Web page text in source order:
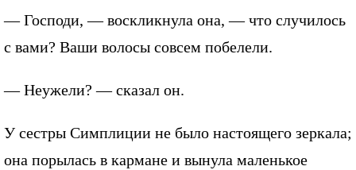
— Господи, — воскликнула она, — что случилось
с вами? Ваши волосы совсем побелели.
— Неужели? — сказал он.
У сестры Симплиции не было настоящего зеркала;
она порылась в кармане и вынула маленькое